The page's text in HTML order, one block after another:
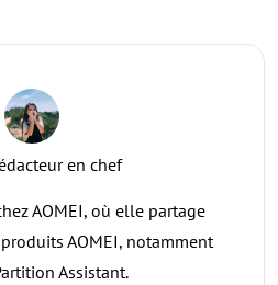
en chef
AOMEI, où elle partage
AOMEI, notamment
Assistant.